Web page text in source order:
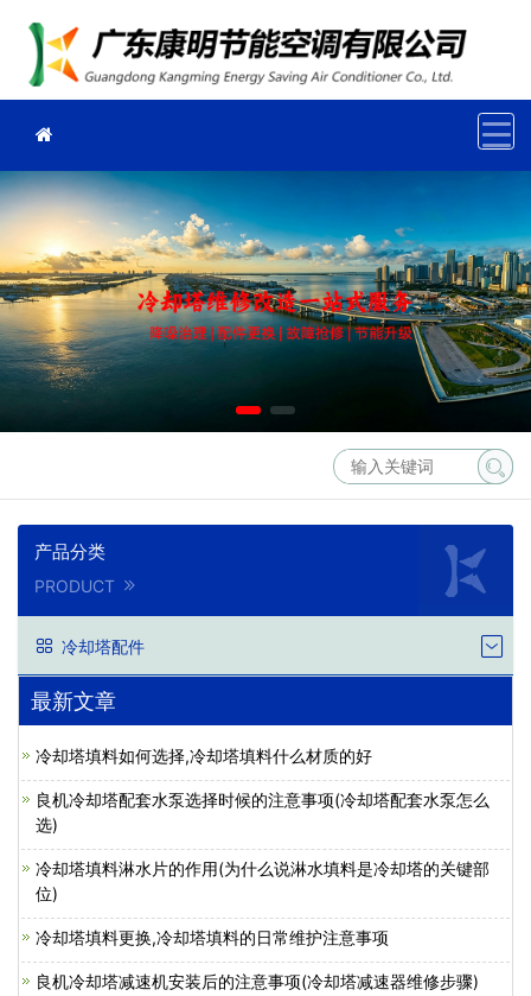
产品分类
PRODUCT
冷却塔配件
最新文章
冷却塔填料如何选择,冷却塔填料什么材质的好
良机冷却塔配套水泵选择时候的注意事项(冷却塔配套水泵怎么
选)
冷却塔填料淋水片的作用(为什么说淋水填料是冷却塔的关键部
位)
冷却塔填料更换,冷却塔填料的日常维护注意事项
良机冷却塔减速机安装后的注意事项(冷却塔减速器维修步骤)